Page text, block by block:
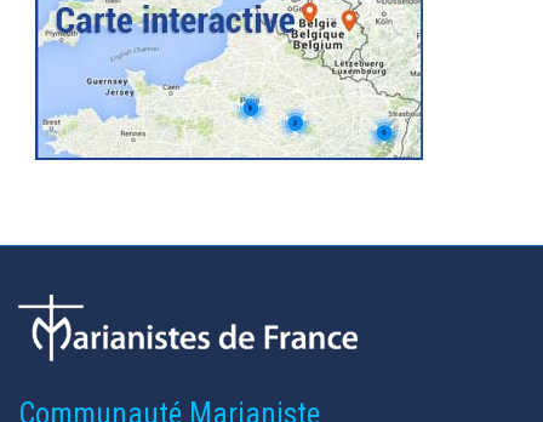
Communauté Marianiste